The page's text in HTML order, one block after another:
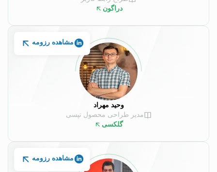
دراگون
مشاهده رزومه
وحید مهراد
مدیر طراحی محصول تپسی
گلکسی
مشاهده رزومه